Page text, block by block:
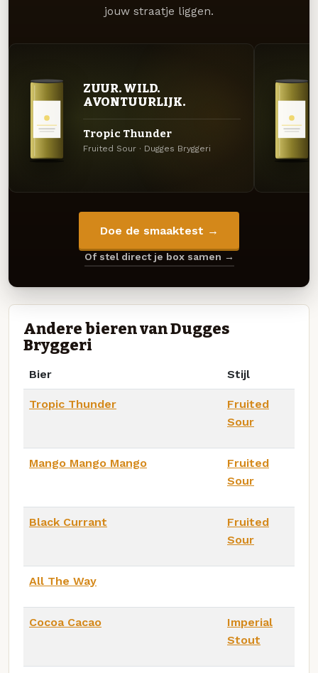
jouw straatje liggen.
ZUUR. WILD.
AVONTUURLIJK.
Tropic Thunder
Fruited Sour · Dugges Bryggeri
Doe de smaaktest →
Of stel direct je box samen →
Andere bieren van Dugges
Bryggeri
Bier Stijl
Tropic Thunder
Fruited
Sour
Mango Mango Mango
Fruited
Sour
Black Currant
Fruited
Sour
All The Way
Cocoa Cacao
Imperial
Stout